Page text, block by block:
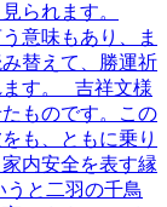
られます。
意味もあり、ま
替えて、勝運祈
ます。 吉祥文様
ものです。この
も、ともに乗り
内安全を表す縁
うと二羽の千鳥